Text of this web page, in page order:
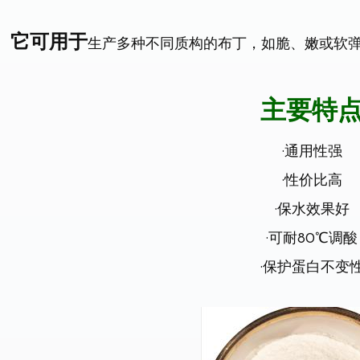
它可用于生产多种不同质构的布丁，如脆、嫩或软
主要特
·通用性强
·性价比高
·保水效果好
·可耐80℃调酸
·保护蛋白不变